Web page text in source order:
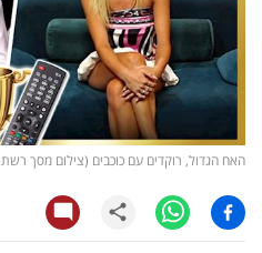
עסקית
קריפטו
ויראלי
עסקי
האח הגדול, רוקדים עם כוכבים (צילום מסך רשת 13, מסך קשת 12)